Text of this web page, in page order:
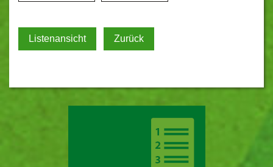
Listenansicht Zurück